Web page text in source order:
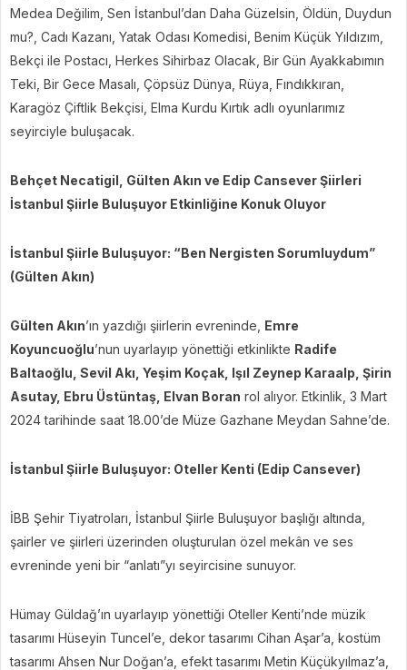
Medea Değilim, Sen İstanbul’dan Daha Güzelsin, Öldün, Duydun
mu?, Cadı Kazanı, Yatak Odası Komedisi, Benim Küçük Yıldızım,
Bekçi ile Postacı, Herkes Sihirbaz Olacak, Bir Gün Ayakkabımın
Teki, Bir Gece Masalı, Çöpsüz Dünya, Rüya, Fındıkkıran,
Karagöz Çiftlik Bekçisi, Elma Kurdu Kırtık adlı oyunlarımız
seyirciyle buluşacak.
Behçet Necatigil, Gülten Akın ve Edip Cansever Şiirleri
İstanbul Şiirle Buluşuyor Etkinliğine Konuk Oluyor
İstanbul Şiirle Buluşuyor: “Ben Nergisten Sorumluydum”
(Gülten Akın)
Gülten Akın’ın yazdığı şiirlerin evreninde, Emre
Koyuncuoğlu’nun uyarlayıp yönettiği etkinlikte Radife
Baltaoğlu, Sevil Akı, Yeşim Koçak, Işıl Zeynep Karaalp, Şirin
Asutay, Ebru Üstüntaş, Elvan Boran rol alıyor. Etkinlik, 3 Mart
2024 tarihinde saat 18.00’de Müze Gazhane Meydan Sahne’de.
İstanbul Şiirle Buluşuyor: Oteller Kenti (Edip Cansever)
İBB Şehir Tiyatroları, İstanbul Şiirle Buluşuyor başlığı altında,
şairler ve şiirleri üzerinden oluşturulan özel mekân ve ses
evreninde yeni bir “anlatı”yı seyircisine sunuyor.
Hümay Güldağ’ın uyarlayıp yönettiği Oteller Kenti’nde müzik
tasarımı Hüseyin Tuncel’e, dekor tasarımı Cihan Aşar’a, kostüm
tasarımı Ahsen Nur Doğan’a, efekt tasarımı Metin Küçükyılmaz’a,